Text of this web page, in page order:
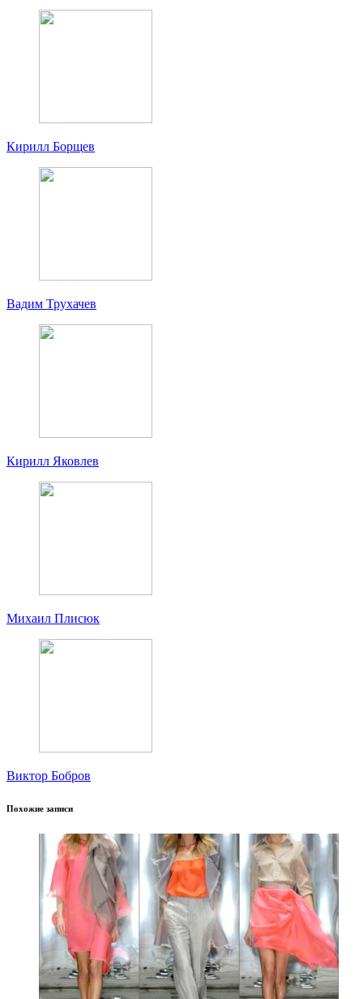
Кирилл Борщев
Вадим Трухачев
Кирилл Яковлев
Михаил Плисюк
Виктор Бобров
Похожие записи